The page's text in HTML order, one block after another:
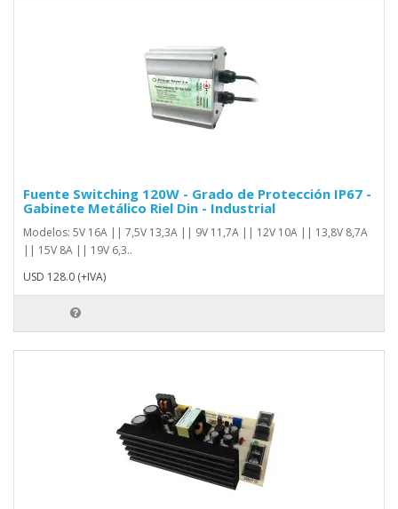
Fuente Switching 120W - Grado de Protección IP67 -
Gabinete Metálico Riel Din - Industrial
Modelos: 5V 16A || 7,5V 13,3A || 9V 11,7A || 12V 10A || 13,8V 8,7A
|| 15V 8A || 19V 6,3..
USD 128.0 (+IVA)